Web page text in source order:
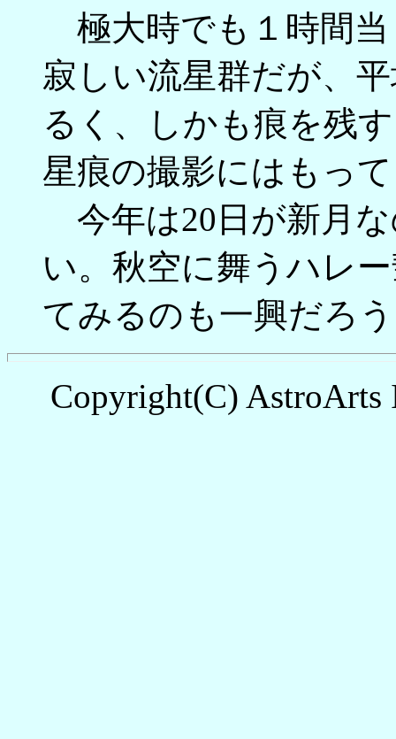
極大時でも１時間当
寂しい流星群だが、
るく、しかも痕を残
星痕の撮影にはもっ
今年は20日が新月
い。秋空に舞うハレ
てみるのも一興だろ
Copyright(C)